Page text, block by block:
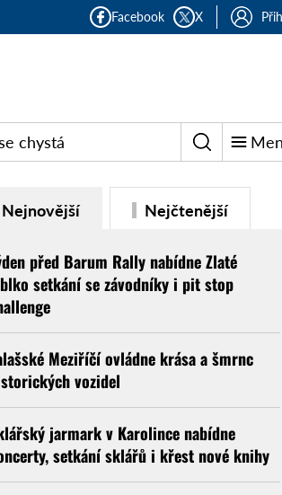
Facebook X
chystá
Nejnovější Nejčtenější
před Barum Rally nabídne Zlaté
setkání se závodníky i pit stop
Meziříčí ovládne krása a šmrnc
vozidel
jarmark v Karolince nabídne
setkání sklářů i křest nové knihy